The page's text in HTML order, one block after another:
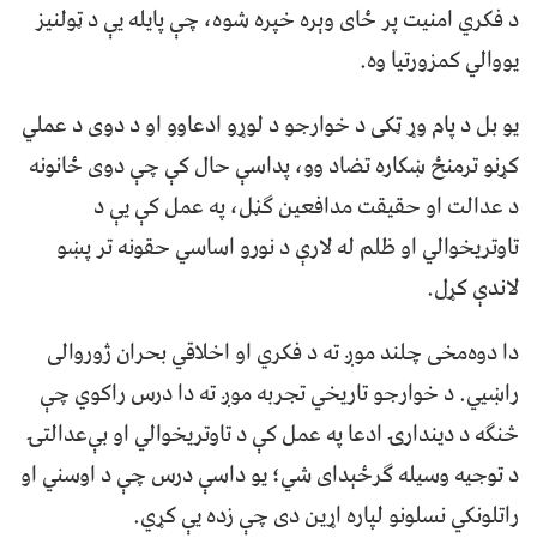
د فکري امنیت پر ځای وېره خپره شوه، چې پایله یې د ټولنیز
یووالي کمزورتیا وه.
یو بل د پام وړ ټکی د خوارجو د لوړو ادعاوو او د دوی د عملي
کړنو ترمنځ ښکاره تضاد وو، پداسې حال کې چې دوی ځانونه
د عدالت او حقیقت مدافعین ګڼل، په عمل کې یې د
تاوتریخوالي او ظلم له لارې د نورو اساسي حقونه تر پښو
لاندې کړل.
دا دوه‌مخی چلند موږ ته د فکري او اخلاقي بحران ژوروالی
راښيي. د خوارجو تاریخي تجربه موږ ته دا درس راکوي چې
څنګه د دیندارۍ ادعا په عمل کې د تاوتریخوالي او بې‌عدالتۍ
د توجیه وسیله ګرځېدای شي؛ یو داسې درس چې د اوسني او
راتلونکي نسلونو لپاره اړین دی چې زده یې کړي.